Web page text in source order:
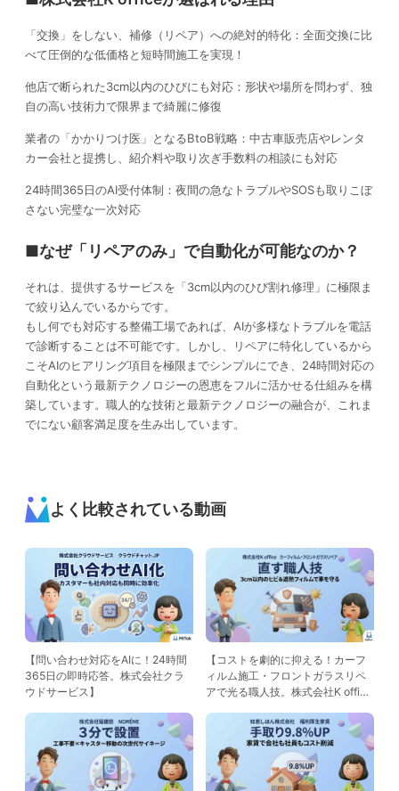
「交換」をしない、補修（リペア）への絶対的特化：全面交換に比
べて圧倒的な低価格と短時間施工を実現！
他店で断られた3cm以内のひびにも対応：形状や場所を問わず、独
自の高い技術力で限界まで綺麗に修復
業者の「かかりつけ医」となるBtoB戦略：中古車販売店やレンタ
カー会社と提携し、紹介料や取り次ぎ手数料の相談にも対応
24時間365日のAI受付体制：夜間の急なトラブルやSOSも取りこぼ
さない完璧な一次対応
■なぜ「リペアのみ」で自動化が可能なのか？
それは、提供するサービスを「3cm以内のひび割れ修理」に極限ま
で絞り込んでいるからです。
もし何でも対応する整備工場であれば、AIが多様なトラブルを電話
で診断することは不可能です。しかし、リペアに特化しているから
こそAIのヒアリング項目を極限までシンプルにでき、24時間対応の
自動化という最新テクノロジーの恩恵をフルに活かせる仕組みを構
築しています。職人的な技術と最新テクノロジーの融合が、これま
でにない顧客満足度を生み出しています。
よく比較されている動画
【問い合わせ対応をAIに！24時間
365日の即時応答。株式会社クラ
ウドサービス】
【コストを劇的に抑える！カーフ
ィルム施工・フロントガラスリペ
アで光る職人技。株式会社K offic